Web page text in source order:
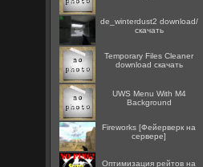
de_winterdust2 download/
скачать
Temporary Files Cleaner
download скачать
UWS Menu With M4
Background
Fireworks [Фейерверк на
сервере]
Оптимизация рейтов на